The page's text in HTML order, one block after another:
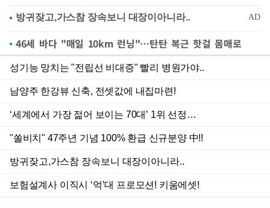
46세 바다 "매일 10km 런닝"…탄탄 복근 핫걸 몸매로